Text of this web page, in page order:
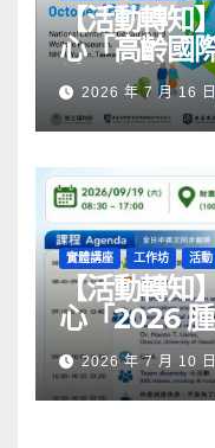
【活動轉知
心「高齡國
社區韌性」
2026 年 7 月 16 日
實體講座 工作坊 活動
【活動轉知
心「2026
2026 年 7 月 10 日